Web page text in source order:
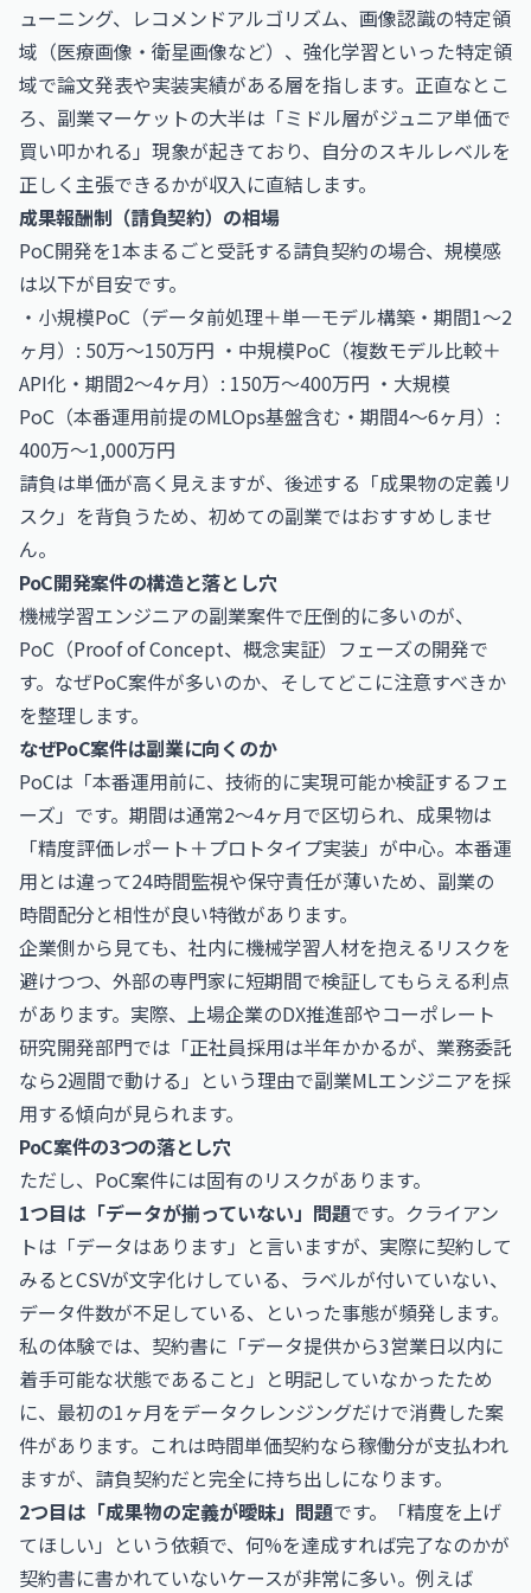
ューニング、レコメンドアルゴリズム、画像認識の特定領
域（医療画像・衛星画像など）、強化学習といった特定領
域で論文発表や実装実績がある層を指します。正直なとこ
ろ、副業マーケットの大半は「ミドル層がジュニア単価で
買い叩かれる」現象が起きており、自分のスキルレベルを
正しく主張できるかが収入に直結します。
成果報酬制（請負契約）の相場
PoC開発を1本まるごと受託する請負契約の場合、規模感
は以下が目安です。
・小規模PoC（データ前処理＋単一モデル構築・期間1〜2
ヶ月）: 50万〜150万円 ・中規模PoC（複数モデル比較＋
API化・期間2〜4ヶ月）: 150万〜400万円 ・大規模
PoC（本番運用前提のMLOps基盤含む・期間4〜6ヶ月）:
400万〜1,000万円
請負は単価が高く見えますが、後述する「成果物の定義リ
スク」を背負うため、初めての副業ではおすすめしませ
ん。
PoC開発案件の構造と落とし穴
機械学習エンジニアの副業案件で圧倒的に多いのが、
PoC（Proof of Concept、概念実証）フェーズの開発で
す。なぜPoC案件が多いのか、そしてどこに注意すべきか
を整理します。
なぜPoC案件は副業に向くのか
PoCは「本番運用前に、技術的に実現可能か検証するフェ
ーズ」です。期間は通常2〜4ヶ月で区切られ、成果物は
「精度評価レポート＋プロトタイプ実装」が中心。本番運
用とは違って24時間監視や保守責任が薄いため、副業の
時間配分と相性が良い特徴があります。
企業側から見ても、社内に機械学習人材を抱えるリスクを
避けつつ、外部の専門家に短期間で検証してもらえる利点
があります。実際、上場企業のDX推進部やコーポレート
研究開発部門では「正社員採用は半年かかるが、業務委託
なら2週間で動ける」という理由で副業MLエンジニアを採
用する傾向が見られます。
PoC案件の3つの落とし穴
ただし、PoC案件には固有のリスクがあります。
1つ目は「データが揃っていない」問題です。クライアン
トは「データはあります」と言いますが、実際に契約して
みるとCSVが文字化けしている、ラベルが付いていない、
データ件数が不足している、といった事態が頻発します。
私の体験では、契約書に「データ提供から3営業日以内に
着手可能な状態であること」と明記していなかったため
に、最初の1ヶ月をデータクレンジングだけで消費した案
件があります。これは時間単価契約なら稼働分が支払われ
ますが、請負契約だと完全に持ち出しになります。
2つ目は「成果物の定義が曖昧」問題です。「精度を上げ
てほしい」という依頼で、何%を達成すれば完了なのかが
契約書に書かれていないケースが非常に多い。例えば